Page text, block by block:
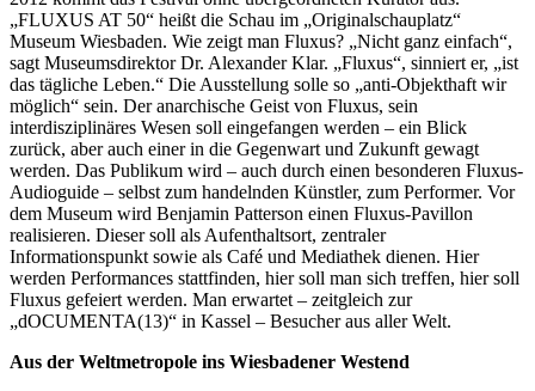
„FLUXUS AT 50“ heißt die Schau im „Originalschauplatz“
Museum Wiesbaden. Wie zeigt man Fluxus? „Nicht ganz einfach“,
sagt Museumsdirektor Dr. Alexander Klar. „Fluxus“, sinniert er, „ist
das tägliche Leben.“ Die Ausstellung solle so „anti-Objekthaft wir
möglich“ sein. Der anarchische Geist von Fluxus, sein
interdisziplinäres Wesen soll eingefangen werden – ein Blick
zurück, aber auch einer in die Gegenwart und Zukunft gewagt
werden. Das Publikum wird – auch durch einen besonderen Fluxus-
Audioguide – selbst zum handelnden Künstler, zum Performer. Vor
dem Museum wird Benjamin Patterson einen Fluxus-Pavillon
realisieren. Dieser soll als Aufenthaltsort, zentraler
Informationspunkt sowie als Café und Mediathek dienen. Hier
werden Performances stattfinden, hier soll man sich treffen, hier soll
Fluxus gefeiert werden. Man erwartet – zeitgleich zur
„dOCUMENTA(13)“ in Kassel – Besucher aus aller Welt.
Aus der Weltmetropole ins Wiesbadener Westend